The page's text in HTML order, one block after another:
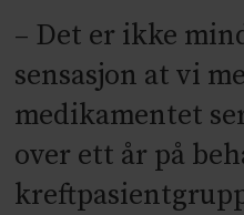
– Det er ikke
sensasjon at vi
medikamentet
over ett år på